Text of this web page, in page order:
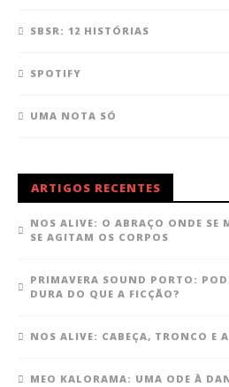
SBSR: 12 HISTÓRIAS
SPOTIFY
UMA NOTA SÓ
ARTIGOS RECENTES
NOS ALIVE: O ABRAÇO ONDE SE
SE AGITAM OS CORPOS
PRIMAVERA SOUND PORTO:
DURA DO QUE A FICÇÃO?
NOS ALIVE: CABEÇA, TRONCO E
MEO KALORAMA: UMA ODE À